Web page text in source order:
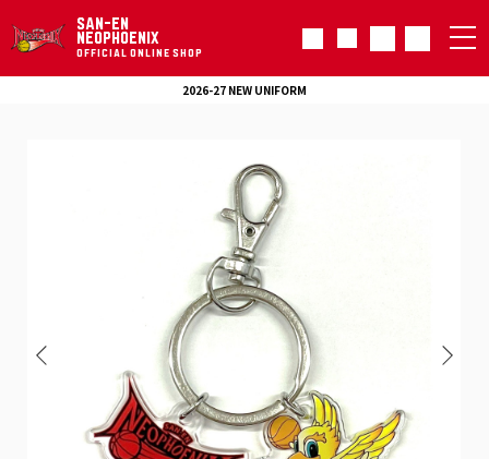
SAN-EN
NEOPHOENIX
OFFICIAL ONLINE SHOP
2026-27 NEW UNIFORM